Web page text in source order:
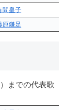
間皇子
原鎌足
までの代表歌